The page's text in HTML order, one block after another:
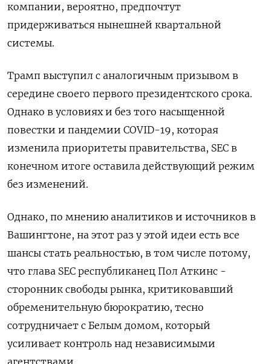
компании, вероятно, предпочтут
придерживаться нынешней квартальной
системы.
Трамп выступил с аналогичным призывом в
середине своего первого президентского срока.
Однако в условиях и без того насыщенной
повестки и пандемии COVID-19, которая
изменила приоритеты правительства, SEC в
конечном итоге оставила действующий режим
без изменений.
Однако, по мнению аналитиков и источников в
Вашингтоне, на этот раз у этой идеи есть все
шансы стать реальностью, в том числе потому,
что глава SEC республиканец Пол Аткинс -
сторонник свободы рынка, критиковавший
обременительную бюрократию, тесно
сотрудничает с Белым домом, который
усиливает контроль над независимыми